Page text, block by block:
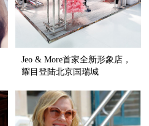
Jeo & More首家全新形象店，
耀目登陆北京国瑞城